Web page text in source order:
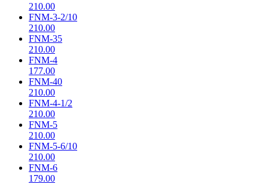
210.00
FNM-3-2/10
210.00
FNM-35
210.00
FNM-4
177.00
FNM-40
210.00
FNM-4-1/2
210.00
FNM-5
210.00
FNM-5-6/10
210.00
FNM-6
179.00